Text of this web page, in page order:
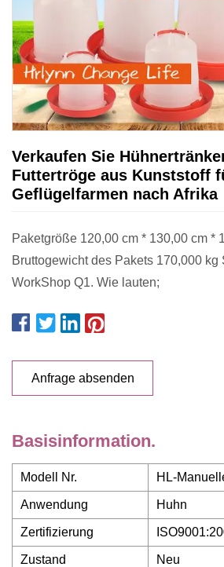
Verkaufen Sie
Futtertröge aus Kunststoff
Geflügelfarmen nach Afrika
Paketgröße 120,00 cm * 130,00 cm *
Bruttogewicht des Pakets 170,000 kg
WorkShop Q1. Wie lauten;
Anfrage absenden
Basisinformation.
Modell Nr. HL-
Anwendung Huhn
Zertifizierung
Zustand Neu